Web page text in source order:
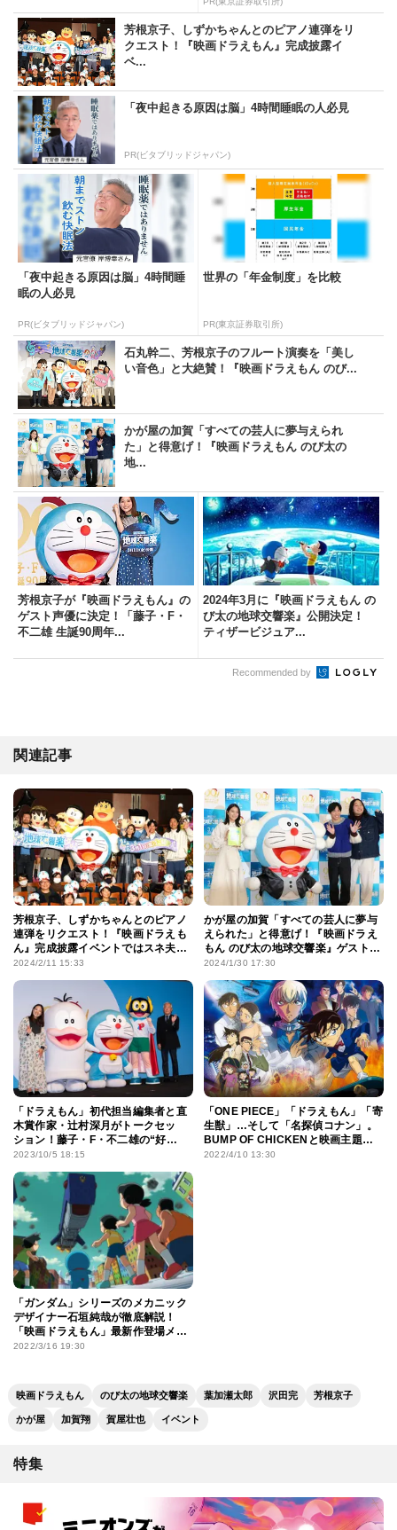
芳根京子、しずかちゃんとのピアノ連弾をリ
クエスト！『映画ドラえもん』完成披露イ
ベ...
「夜中起きる原因は脳」4時間睡眠の人必見
PR(ビタブリッドジャパン)
「夜中起きる原因は脳」4時間睡
眠の人必見
PR(ビタブリッドジャパン)
世界の「年金制度」を比較
PR(東京証券取引所)
石丸幹二、芳根京子のフルート演奏を「美し
い音色」と大絶賛！『映画ドラえもん のび...
かが屋の加賀「すべての芸人に夢与えられ
た」と得意げ！『映画ドラえもん のび太の
地...
芳根京子が『映画ドラえもん』の
ゲスト声優に決定！「藤子・F・
不二雄 生誕90周年...
2024年3月に『映画ドラえもん の
び太の地球交響楽』公開決定！
ティザービジュア...
Recommended by
関連記事
芳根京子、しずかちゃんとのピアノ
連弾をリクエスト！『映画ドラえも
ん』完成披露イベントではスネ夫、
ジャイアンにモテモテ
2024/2/11 15:33
かが屋の加賀「すべての芸人に夢与
えられた」と得意げ！『映画ドラえ
もん のび太の地球交響楽』ゲスト声
優に抜擢
2024/1/30 17:30
「ドラえもん」初代担当編集者と直
木賞作家・辻村深月がトークセッ
ション！藤子・F・不二雄の“好
き”にまつわるエピソードが明らかに
2023/10/5 18:15
「ONE PIECE」「ドラえもん」「寄
生獣」…そして「名探偵コナン」。
BUMP OF CHICKENと映画主題歌
の親和性
2022/4/10 13:30
「ガンダム」シリーズのメカニック
デザイナー石垣純哉が徹底解説！
「映画ドラえもん」最新作登場メカ
へのこだわり
2022/3/16 19:30
映画ドラえもん のび太の地球交響楽 葉加瀬太郎 沢田完 芳根京子
かが屋 加賀翔 賀屋壮也 イベント
特集